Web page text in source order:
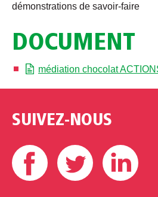
démonstrations de savoir-faire
DOCUMENT
médiation chocolat
SUIVEZ-NOUS
Facebook Twitter